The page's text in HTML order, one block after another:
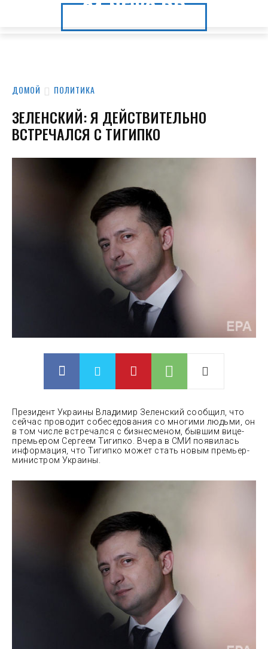
24.NEWS.DP
24.NEWS.DP
ДОМОЙ ПОЛИТИКА
ЗЕЛЕНСКИЙ: Я ДЕЙСТВИТЕЛЬНО
ВСТРЕЧАЛСЯ С ТИГИПКО
Президент Украины Владимир Зеленский сообщил, что
сейчас проводит собеседования со многими людьми, он
в том числе встречался с бизнесменом, бывшим вице-
премьером Сергеем Тигипко. Вчера в СМИ появилась
информация, что Тигипко может стать новым премьер-
министром Украины.